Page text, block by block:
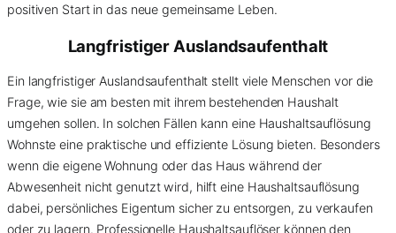
positiven Start in das neue gemeinsame Leben.
Langfristiger Auslandsaufenthalt
Ein langfristiger Auslandsaufenthalt stellt viele Menschen vor die
Frage, wie sie am besten mit ihrem bestehenden Haushalt
umgehen sollen. In solchen Fällen kann eine Haushaltsauflösung
Wohnste eine praktische und effiziente Lösung bieten. Besonders
wenn die eigene Wohnung oder das Haus während der
Abwesenheit nicht genutzt wird, hilft eine Haushaltsauflösung
dabei, persönliches Eigentum sicher zu entsorgen, zu verkaufen
oder zu lagern. Professionelle Haushaltsauflöser können den